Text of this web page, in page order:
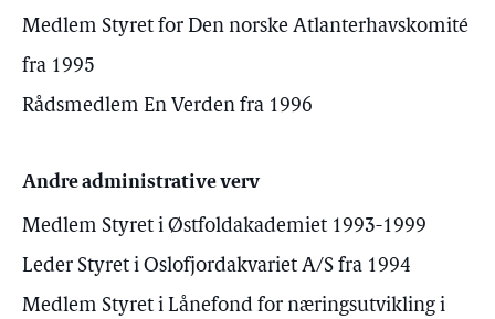
Medlem Styret for Den norske Atlanterhavskomité
fra 1995
Rådsmedlem En Verden fra 1996
Andre administrative verv
Medlem Styret i Østfoldakademiet 1993-1999
Leder Styret i Oslofjordakvariet A/S fra 1994
Medlem Styret i Lånefond for næringsutvikling i